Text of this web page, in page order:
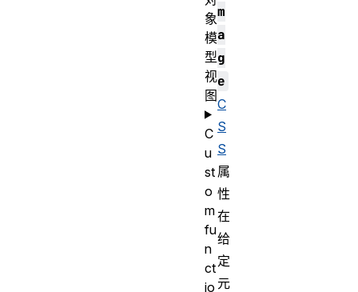
m
a
g
e
C
S
S
属
性
在
给
定
元
象
模
型
视
图
C
u
st
o
m
fu
n
ct
io